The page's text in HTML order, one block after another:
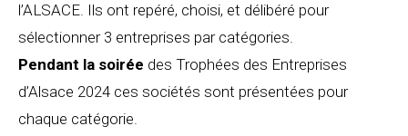
l’ALSACE. Ils ont repéré, choisi, et délibéré pour
sélectionner 3 entreprises par catégories.
Pendant la soirée des Trophées des Entreprises
d’Alsace 2024 ces sociétés sont présentées pour
chaque catégorie.